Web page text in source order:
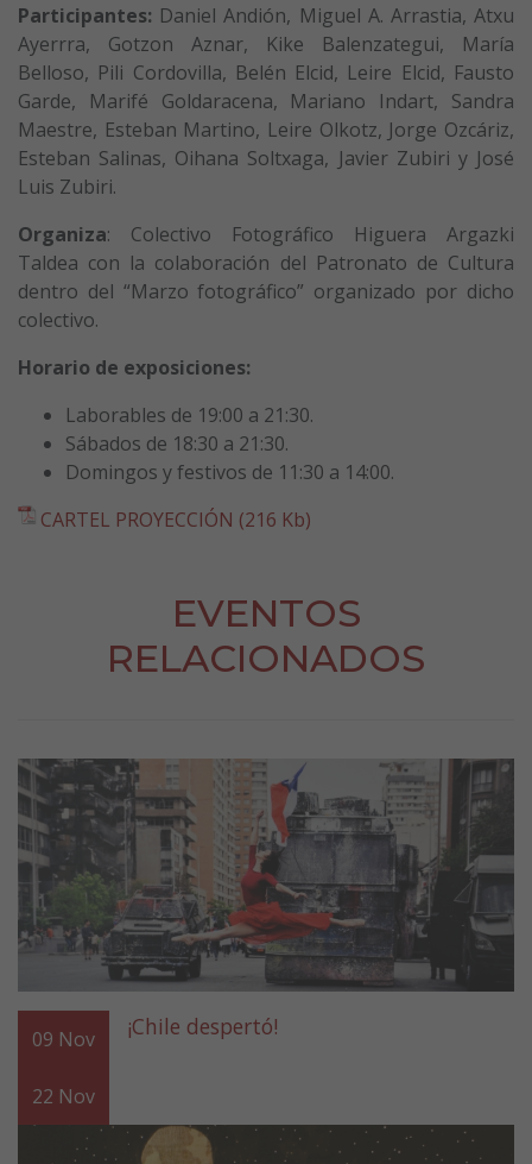
Participantes: Daniel Andión, Miguel A. Arrastia, Atxu
Ayerrra, Gotzon Aznar, Kike Balenzategui, María
Belloso, Pili Cordovilla, Belén Elcid, Leire Elcid, Fausto
Garde, Marifé Goldaracena, Mariano Indart, Sandra
Maestre, Esteban Martino, Leire Olkotz, Jorge Ozcáriz,
Esteban Salinas, Oihana Soltxaga, Javier Zubiri y José
Luis Zubiri.
Organiza: Colectivo Fotográfico Higuera Argazki
Taldea con la colaboración del Patronato de Cultura
dentro del “Marzo fotográfico” organizado por dicho
colectivo.
Horario de exposiciones:
Laborables de 19:00 a 21:30.
Sábados de 18:30 a 21:30.
Domingos y festivos de 11:30 a 14:00.
CARTEL PROYECCIÓN (216 Kb)
EVENTOS
RELACIONADOS
09 Nov
22 Nov
¡Chile despertó!